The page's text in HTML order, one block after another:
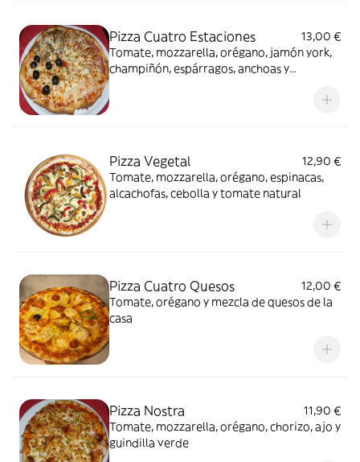
Pizza Cuatro Estaciones
13,00 €
Tomate, mozzarella, orégano, jamón york,
champiñón, espárragos, anchoas y
Pizza Vegetal
12,90 €
Tomate, mozzarella, orégano, espinacas,
alcachofas, cebolla y tomate natural
Pizza Cuatro Quesos
12,00 €
Tomate, orégano y mezcla de quesos de la
casa
Pizza Nostra
11,90 €
Tomate, mozzarella, orégano, chorizo, ajo y
guindilla verde